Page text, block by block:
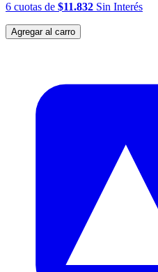
6 cuotas de $11.832 Sin Interés
Agregar al carro